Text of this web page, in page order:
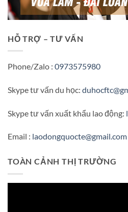
HỖ TRỢ – TƯ VẤN
Phone/Zalo : 0973575980
Skype tư vấn du học:
Skype tư vấn xuất khẩu lao động:
Email : laodongquocte@gmail.com
TOÀN CẢNH THỊ TRƯỜNG